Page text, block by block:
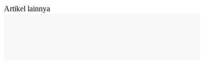
Artikel lainnya